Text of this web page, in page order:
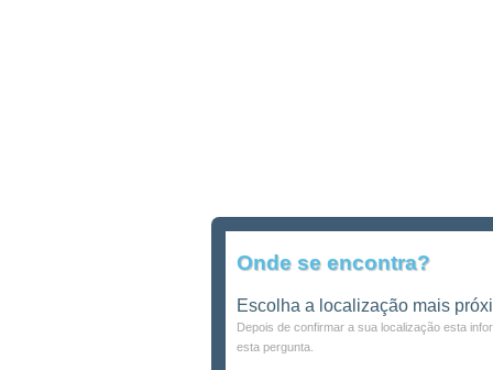
Onde se encontra?
Escolha a localização mais
Depois de confirmar a sua localização esta
esta pergunta.